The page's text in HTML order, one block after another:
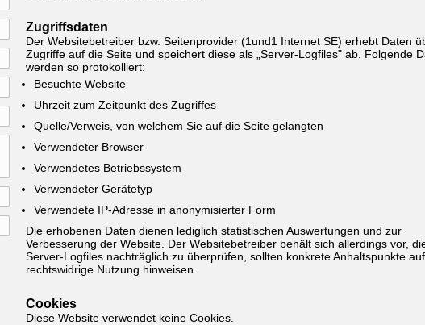
Zugriffsdaten
Der Websitebetreiber bzw. Seitenprovider (1und1 Internet SE) erhebt Daten
Zugriffe auf die Seite und speichert diese als „Server-Logfiles" ab. Folgende
werden so protokolliert:
Besuchte Website
Uhrzeit zum Zeitpunkt des Zugriffes
Quelle/Verweis, von welchem Sie auf die Seite gelangten
Verwendeter Browser
Verwendetes Betriebssystem
Verwendeter Gerätetyp
Verwendete IP-Adresse in anonymisierter Form
Die erhobenen Daten dienen lediglich statistischen Auswertungen und zur
Verbesserung der Website. Der Websitebetreiber behält sich allerdings vor,
Server-Logfiles nachträglich zu überprüfen, sollten konkrete Anhaltspunkte
rechtswidrige Nutzung hinweisen.
Cookies
Diese Website verwendet keine Cookies.